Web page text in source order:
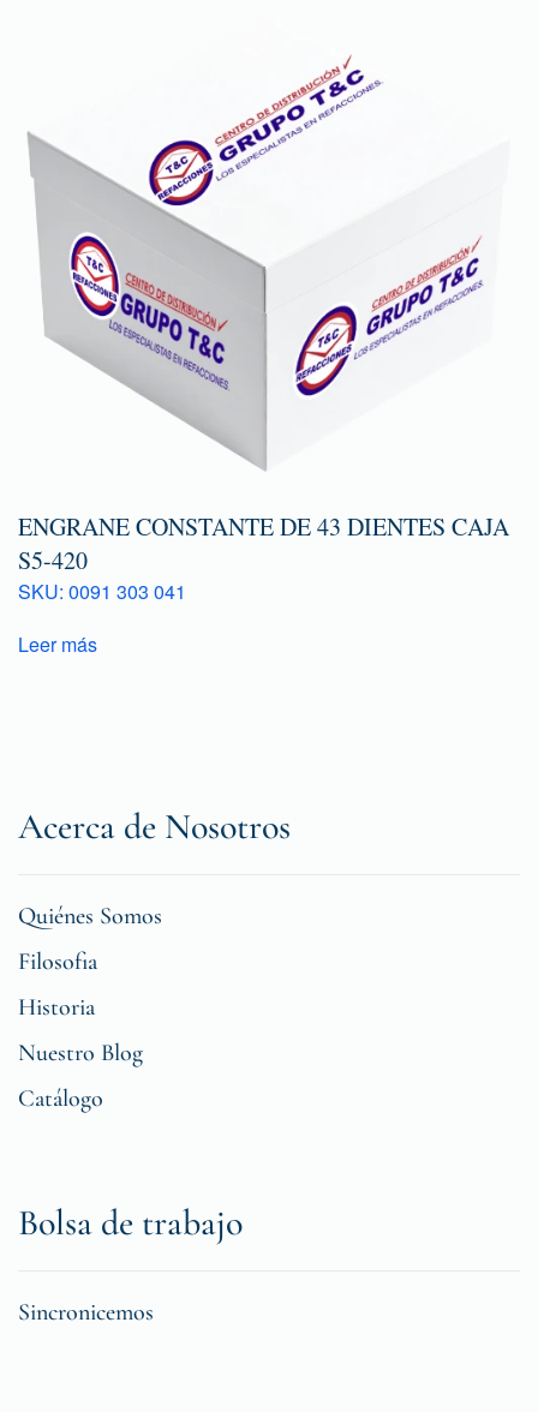
ENGRANE CONSTANTE DE 43 DIENTES CAJA
S5-420
SKU: 0091 303 041
Leer más
Acerca de Nosotros
Quiénes Somos
Filosofia
Historia
Nuestro Blog
Catálogo
Bolsa de trabajo
Sincronicemos